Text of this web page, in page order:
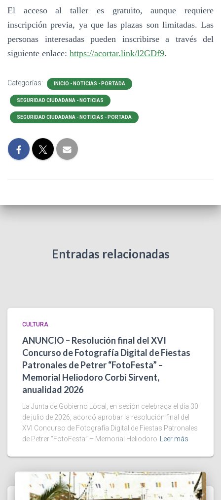
El acceso al taller es gratuito, aunque requiere
inscripción previa, ya que las plazas son limitadas. Las
personas interesadas pueden inscribirse a través del
siguiente enlace: https://acortar.link/l2GDf9.
Categorías: INICIO - NOTICIAS - PORTADA
SEGURIDAD CIUDADANA - NOTICIAS
SEGURIDAD CIUDADANA - NOTICIAS - PORTADA
Entradas relacionadas
CULTURA
ANUNCIO – Resolución final del XVI
Concurso de Fotografía Digital de Fiestas
Patronales de Petrer “FotoFesta” –
Memorial Heliodoro Corbí Sirvent,
anualidad 2026
La Junta de Gobierno Local, en sesión celebrada el día 30
de julio de 2026, acordó aprobar la resolución final del
XVI Concurso de Fotografía Digital de Fiestas Patronales
de Petrer “FotoFesta” – Memorial Heliodoro
Leer más